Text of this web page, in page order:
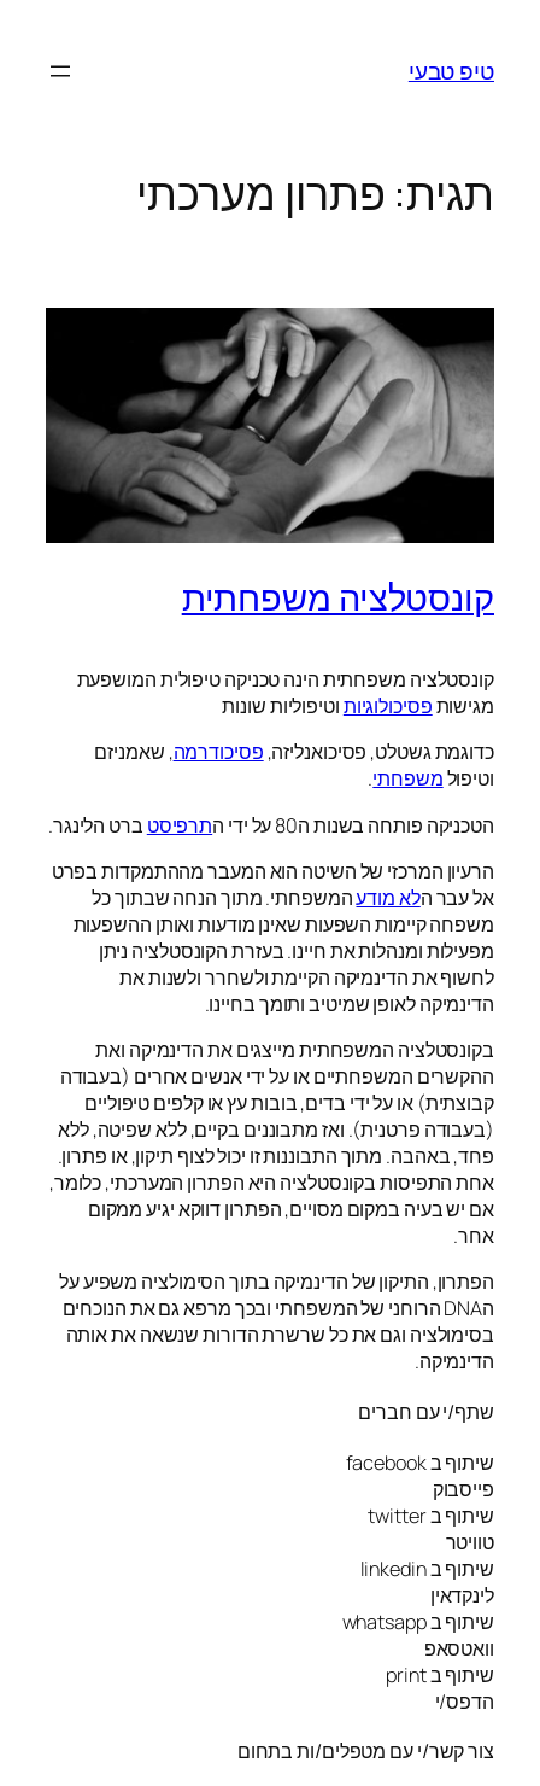
טיפ טבעי
תגית: פתרון מערכתי
קונסטלציה משפחתית
קונסטלציה משפחתית הינה טכניקה טיפולית המושפעת
מגישותפסיכולוגיותוטיפוליות שונות
כדוגמת גשטלט, פסיכואנליזה, פסיכודרמה, שאמניזם
וטיפולמשפחתי.
הטכניקה פותחה בשנות ה80 על ידי ה
תרפיסט ברט הלינגר.
הרעיון המרכזי של השיטה הוא המעבר מההתמקדות בפרט
אל עבר הלא מודעהמשפחתי. מתוך הנחה שבתוך כל
משפחה קיימות השפעות שאינן מודעות ואותן ההשפעות
מפעילות ומנהלות את חיינו. בעזרת הקונסטלציה ניתן
לחשוף את הדינמיקה הקיימת ולשחרר ולשנות את
הדינמיקה לאופן שמיטיב ותומך בחיינו.
בקונסטלציה המשפחתית מייצגים את הדינמיקה ואת
ההקשרים המשפחתיים או על ידי אנשים אחרים (בעבודה
קבוצתית) או על ידי בדים, בובות עץ או קלפים טיפוליים
(בעבודה פרטנית). ואז מתבוננים בקיים, ללא שפיטה, ללא
פחד, באהבה. מתוך התבוננות זו יכול לצוף תיקון, או פתרון.
אחת התפיסות בקונסטלציה היא הפתרון המערכתי, כלומר,
אם יש בעיה במקום מסויים, הפתרון דווקא יגיע ממקום
אחר.
הפתרון, התיקון של הדינמיקה בתוך הסימולציה משפיע על
הDNA הרוחני של המשפחתי ובכך מרפא גם את הנוכחים
בסימולציה וגם את כל שרשרת הדורות שנשאה את אותה
הדינמיקה.
שתף/י עם חברים
שיתוף ב facebook
פייסבוק
שיתוף ב twitter
טוויטר
שיתוף ב linkedin
לינקדאין
שיתוף ב whatsapp
וואטסאפ
שיתוף ב print
הדפס/י
צור קשר/י עם מטפלים/ות בתחום